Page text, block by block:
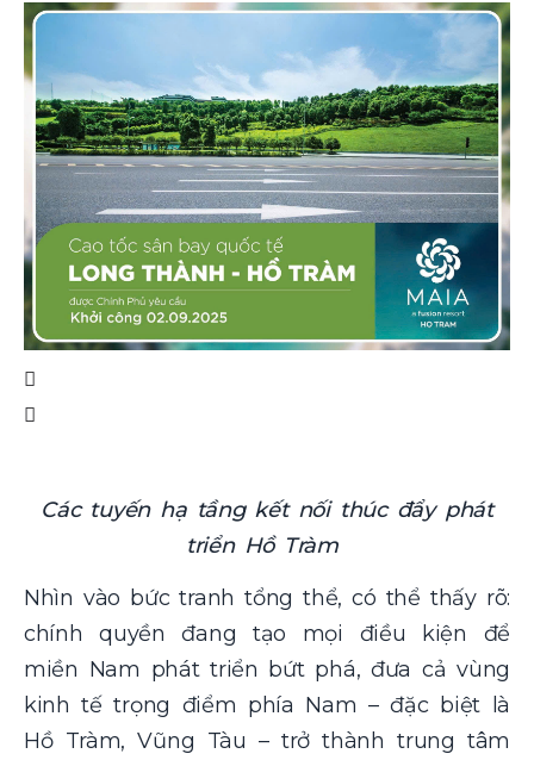
Các tuyến hạ tầng kết nối thúc đẩy phát
triển Hồ Tràm
Nhìn vào bức tranh tổng thể, có thể thấy rõ:
chính quyền đang tạo mọi điều kiện để
miền Nam phát triển bứt phá, đưa cả vùng
kinh tế trọng điểm phía Nam – đặc biệt là
Hồ Tràm, Vũng Tàu – trở thành trung tâm